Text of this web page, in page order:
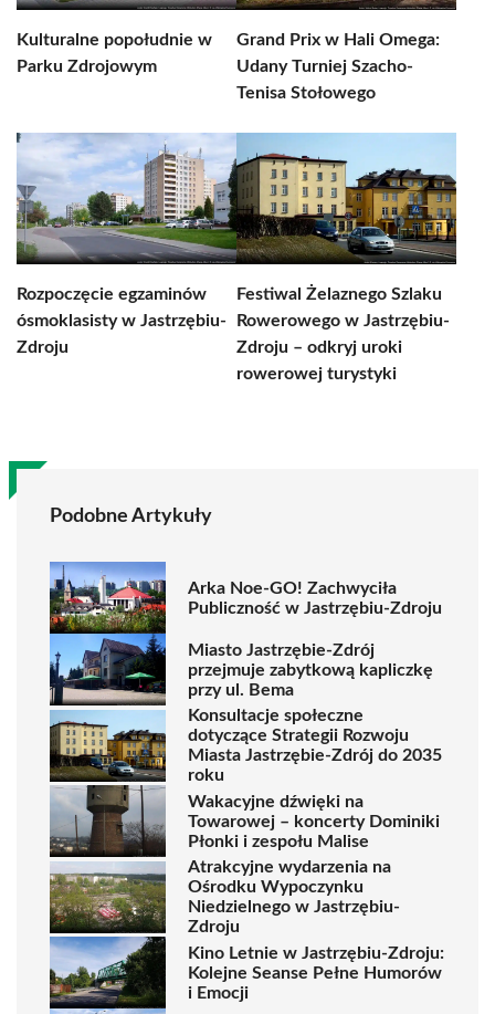
Kulturalne popołudnie w
Parku Zdrojowym
Grand Prix w Hali Omega:
Udany Turniej Szacho-
Tenisa Stołowego
Rozpoczęcie egzaminów
ósmoklasisty w Jastrzębiu-
Zdroju
Festiwal Żelaznego Szlaku
Rowerowego w Jastrzębiu-
Zdroju – odkryj uroki
rowerowej turystyki
Podobne Artykuły
Arka Noe-GO! Zachwyciła
Publiczność w Jastrzębiu-Zdroju
Miasto Jastrzębie-Zdrój
przejmuje zabytkową kapliczkę
przy ul. Bema
Konsultacje społeczne
dotyczące Strategii Rozwoju
Miasta Jastrzębie-Zdrój do 2035
roku
Wakacyjne dźwięki na
Towarowej – koncerty Dominiki
Płonki i zespołu Malise
Atrakcyjne wydarzenia na
Ośrodku Wypoczynku
Niedzielnego w Jastrzębiu-
Zdroju
Kino Letnie w Jastrzębiu-Zdroju:
Kolejne Seanse Pełne Humorów
i Emocji